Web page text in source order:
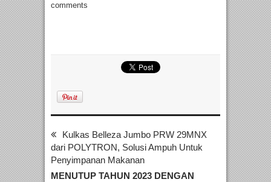
comments
Kulkas Belleza Jumbo PRW 29MNX
dari POLYTRON, Solusi Ampuh Untuk
Penyimpanan Makanan
MENUTUP TAHUN 2023 DENGAN